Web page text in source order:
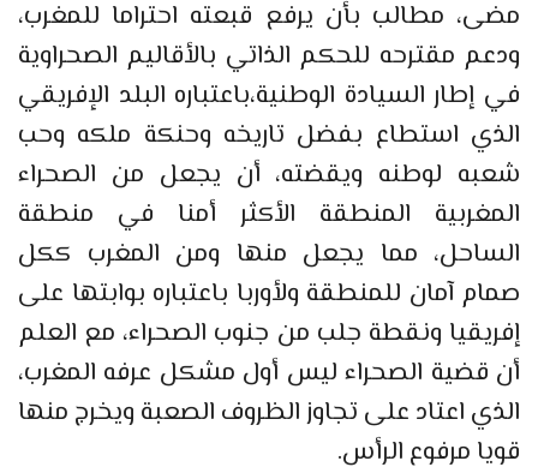
مضى، مطالب بأن يرفع قبعته احتراما للمغرب،
ودعم مقترحه للحكم الذاتي بالأقاليم الصحراوية
في إطار السيادة الوطنية،باعتباره البلد الإفريقي
الذي استطاع بفضل تاريخه وحنكة ملكه وحب
شعبه لوطنه ويقضته، أن يجعل من الصحراء
المغربية المنطقة الأكثر أمنا في منطقة
الساحل، مما يجعل منها ومن المغرب ككل
صمام آمان للمنطقة ولأوربا باعتباره بوابتها على
إفريقيا ونقطة جلب من جنوب الصحراء، مع العلم
أن قضية الصحراء ليس أول مشكل عرفه المغرب،
الذي اعتاد على تجاوز الظروف الصعبة ويخرج منها
قويا مرفوع الرأس.